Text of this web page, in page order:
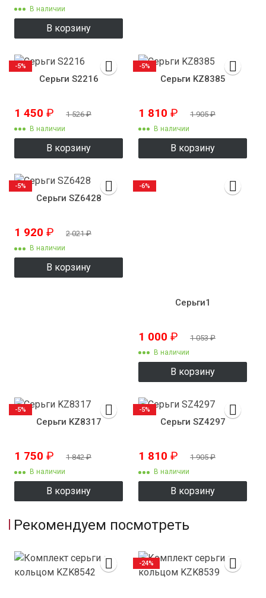
В наличии
В корзину
Серьги S2216
1 450 ₽ 1 526₽
В наличии
В корзину
-5%
Серьги KZ8385
1 810 ₽ 1 905₽
В наличии
В корзину
-5%
Серьги SZ6428
1 920 ₽ 2 021₽
В наличии
В корзину
-5%
Серьги1
1 000 ₽ 1 053₽
В наличии
В корзину
-6%
Серьги KZ8317
1 750 ₽ 1 842₽
В наличии
В корзину
-5%
Серьги SZ4297
1 810 ₽ 1 905₽
В наличии
В корзину
-5%
Рекомендуем посмотреть
-24%